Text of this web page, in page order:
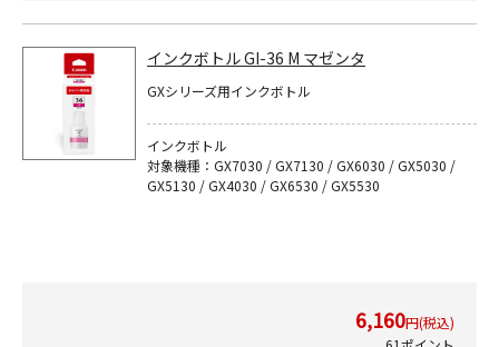
インクボトル GI-36 M マゼンタ
GXシリーズ用インクボトル
インクボトル
対象機種：GX7030 / GX7130 / GX6030 / GX5030 /
GX5130 / GX4030 / GX6530 / GX5530
6,160円(税込)